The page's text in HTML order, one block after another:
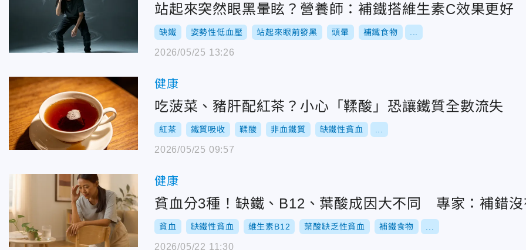
站起來突然眼黑暈眩？營養師：補鐵搭維生素C效果更好
缺鐵 姿勢性低血壓 站起來眼前發黑 頭暈 補鐵食物
2026/05/25 13:26
健康
吃菠菜、豬肝配紅茶？小心「鞣酸」恐讓鐵質全數流失
紅茶 鐵質吸收 鞣酸 非血鐵質 缺鐵性貧血
2026/05/25 09:57
健康
貧血分3種！缺鐵、B12、葉酸成因大不同 專家：補錯沒
貧血 缺鐵性貧血 維生素B12 葉酸缺乏性貧血 補鐵食物
2026/05/22 11:30